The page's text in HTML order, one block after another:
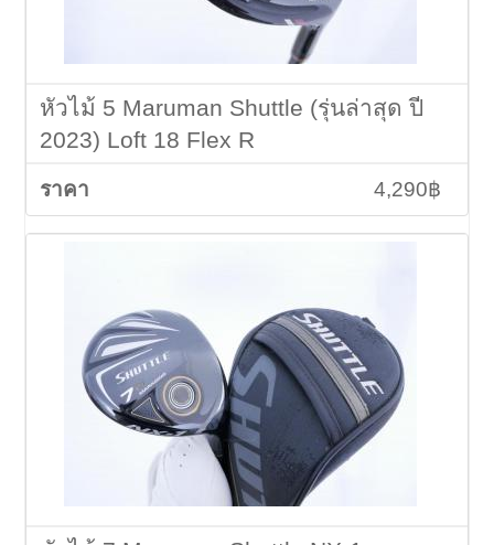
หัวไม้ 5 Maruman Shuttle (รุ่นล่าสุด ปี
2023) Loft 18 Flex R
4,290฿